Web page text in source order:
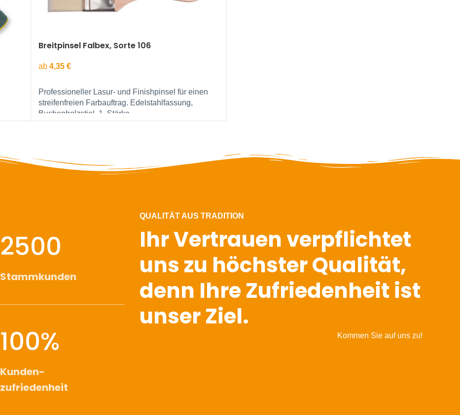
Sonderpreis solange Vorrat reicht.
Breitpinsel Falbex, Sorte 106
ab 4,35 €
Professioneller Lasur- und Finishpinsel für einen
streifenfreien Farbauftrag. Edelstahlfassung,
Buchenholzstiel. 1. Stärke.
2500
Stamm­kunden
100%
Kunden­
zufriedenheit
QUALITÄT AUS TRADITION
Ihr Vertrauen verpflichtet
uns zu höchster Qualität,
denn Ihre Zufriedenheit ist
unser Ziel.
Kommen Sie auf uns zu!